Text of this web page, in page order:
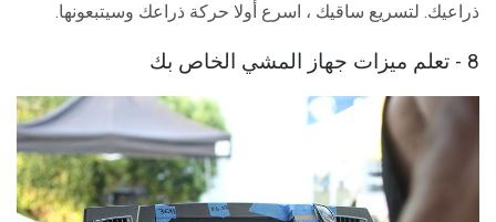
ذراعيك. لتسريع ساقيك ، اسرع أولا حركة ذراعك وسيتبعونها.
8 - تعلم ميزات جهاز المشي الخاص بك